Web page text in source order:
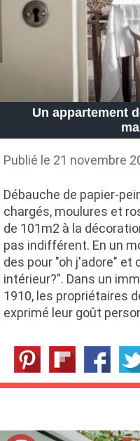
Un appartement
Publié le 21 novembre
Débauche de papier-
chargés, moulures et
de 101m2 à la
pas indifférent. En un
des pour "oh j'adore"
intérieur?". Dans un
1910, les propriétaires
exprimé leur goût